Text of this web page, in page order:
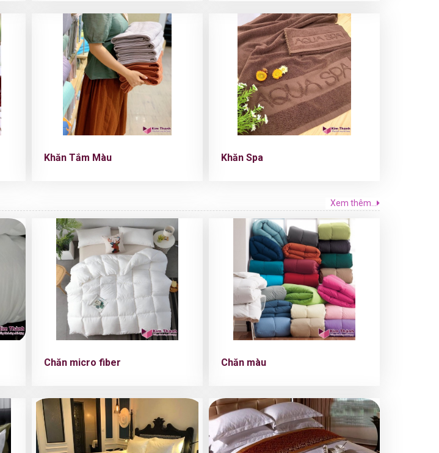
Khăn Tắm Màu Khăn Spa
Xem thêm...
Chăn micro fiber Chăn màu